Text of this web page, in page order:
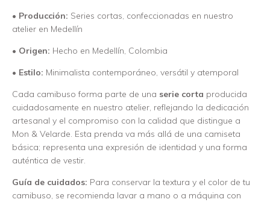
• Producción: Series cortas, confeccionadas en nuestro
atelier en Medellín
• Origen: Hecho en Medellín, Colombia
• Estilo: Minimalista contemporáneo, versátil y atemporal
Cada camibuso forma parte de una serie corta producida
cuidadosamente en nuestro atelier, reflejando la dedicación
artesanal y el compromiso con la calidad que distingue a
Mon & Velarde. Esta prenda va más allá de una camiseta
básica; representa una expresión de identidad y una forma
auténtica de vestir.
Guía de cuidados: Para conservar la textura y el color de tu
camibuso, se recomienda lavar a mano o a máquina con